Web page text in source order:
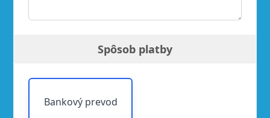
Spôsob platby
Bankový prevod